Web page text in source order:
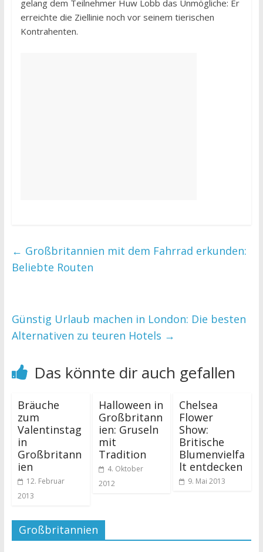
gelang dem Teilnehmer Huw Lobb das Unmögliche: Er
erreichte die Ziellinie noch vor seinem tierischen
Kontrahenten.
← Großbritannien mit dem Fahrrad erkunden:
Beliebte Routen
Günstig Urlaub machen in London: Die besten
Alternativen zu teuren Hotels →
Das könnte dir auch gefallen
Bräuche
zum
Valentinstag
in
Großbritann
ien
12. Februar
2013
Halloween in
Großbritann
ien: Gruseln
mit
Tradition
4. Oktober
2012
Chelsea
Flower
Show:
Britische
Blumenvielfa
lt entdecken
9. Mai 2013
Großbritannien